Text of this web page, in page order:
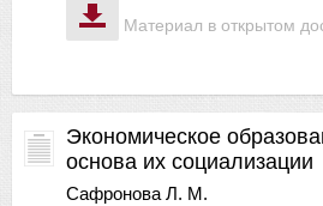
Материал в открытом
Экономическое
основа их социализации
Сафронова Л. М.